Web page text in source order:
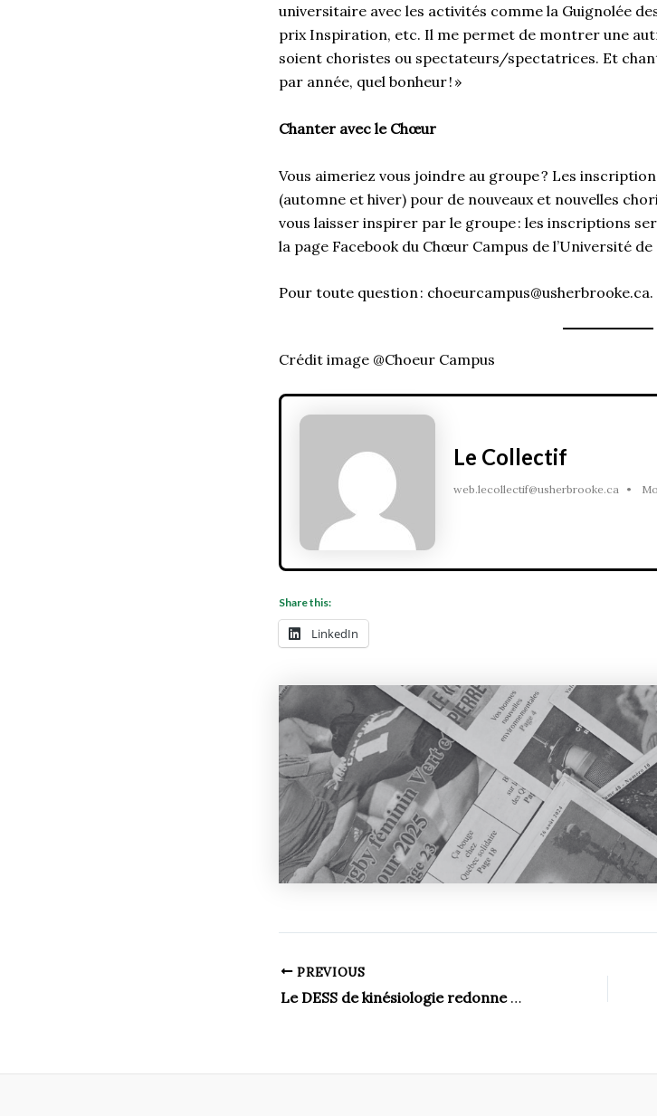
universitaire avec les activités comme la Guignolée
prix Inspiration, etc. Il me permet de montrer une
soient choristes ou spectateurs/spectatrices. Et
par année, quel bonheur ! »
Chanter avec le Chœur
Vous aimeriez vous joindre au groupe ? Les
(automne et hiver) pour de nouveaux et nouvelles
vous laisser inspirer par le groupe : les inscriptions
la page Facebook du Chœur Campus de l’Université
Pour toute question : choeurcampus@usherbrooke.ca.
Crédit image @Choeur Campus
Le Collectif
web.lecollectif@usherbrooke.ca •
Share this:
LinkedIn
PREVIOUS
Le DESS de kinésiologie redonne à la communauté